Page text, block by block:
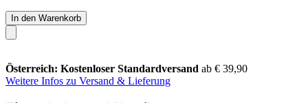
In den Warenkorb
Österreich: Kostenloser Standardversand ab € 39,90
Weitere Infos zu Versand & Lieferung